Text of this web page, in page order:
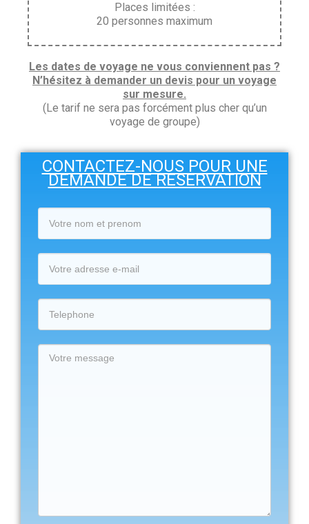
Places limitées :
20 personnes maximum
Les dates de voyage ne vous conviennent pas ?
N’hésitez à demander un devis pour un voyage
sur mesure.
(Le tarif ne sera pas forcément plus cher qu’un
voyage de groupe)
CONTACTEZ-NOUS POUR UNE
DEMANDE DE RESERVATION